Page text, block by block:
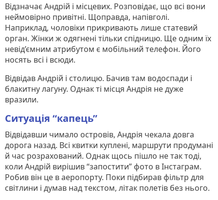
Відзначає Андрій і місцевих. Розповідає, що всі вони
неймовірно привітні. Щоправда, напівголі.
Наприклад, чоловіки прикривають лише статевий
орган. Жінки ж одягнені тільки спідницю. Ще одним їх
невід’ємним атрибутом є мобільний телефон. Його
носять всі і всюди.
Відвідав Андрій і столицю. Бачив там водоспади і
блакитну лагуну. Однак ті місця Андрія не дуже
вразили.
Ситуація “капець”
Відвідавши чимало островів, Андрія чекала довга
дорога назад. Всі квитки куплені, маршрути продумані
й час розрахований. Однак щось пішло не так тоді,
коли Андрій вирішив “запостити” фото в Інстаграм.
Робив він це в аеропорту. Поки підбирав фільтр для
світлини і думав над текстом, літак полетів без нього.